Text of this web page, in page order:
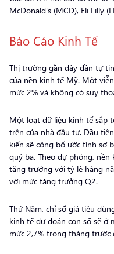
McDonald’s (MCD), Eli Lilly
Báo Cáo Kinh Tế
Thị trường gần đây dần tự
của nền kinh tế Mỹ. Một
mức 2% và không có suy
Một loạt dữ liệu kinh tế sắp
trên của nhà đầu tư. Đầu
kiến sẽ công bố ước tính sơ
quý ba. Theo dự phóng,
tăng trưởng với tỷ lệ hàng
với mức tăng trưởng Q2.
Thứ Năm, chỉ số giá tiêu
kinh tế dự đoán con số sẽ ở
mức 2,7% trong tháng trước